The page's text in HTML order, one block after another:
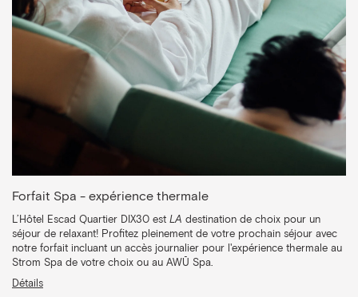
Forfait Spa - expérience thermale
L’Hôtel Escad Quartier DIX30 est LA destination de choix pour un
séjour de relaxant! Profitez pleinement de votre prochain séjour avec
notre forfait incluant un accès journalier pour l'expérience thermale au
Strom Spa de votre choix ou au AWŪ Spa.
Détails